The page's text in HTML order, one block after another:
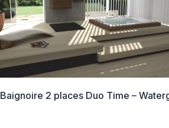
Baignoire 2 places Duo Time –